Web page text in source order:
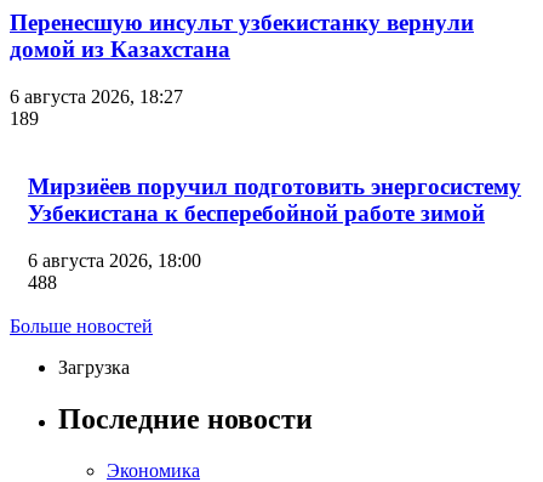
Перенесшую инсульт узбекистанку вернули
домой из Казахстана
6 августа 2026, 18:27
189
Мирзиёев поручил подготовить энергосистему
Узбекистана к бесперебойной работе зимой
6 августа 2026, 18:00
488
Больше новостей
Загрузка
Последние новости
Экономика